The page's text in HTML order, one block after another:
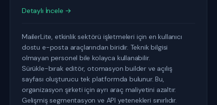
Detaylı İncele →
MailerLite, etkinlik sektörü işletmeleri için en kullanıcı
dostu e-posta araçlarından biridir. Teknik bilgisi
olmayan personel bile kolayca kullanabilir.
Sürükle-bırak editör, otomasyon builder ve açılış
sayfası oluşturucu tek platformda bulunur. Bu,
organizasyon şirketi için ayrı araç maliyetini azaltır.
Gelişmiş segmentasyon ve API yetenekleri sınırlıdır.